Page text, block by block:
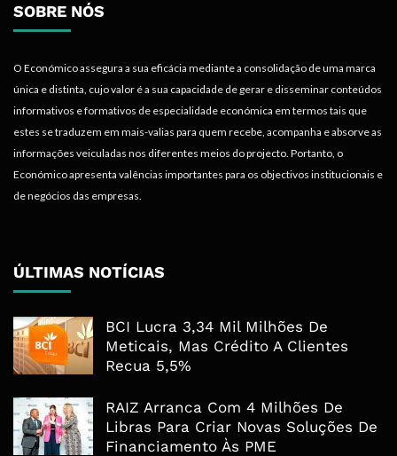
SOBRE NÓS
O Económico assegura a sua eficácia mediante a consolidação de uma marca
única e distinta, cujo valor é a sua capacidade de gerar e disseminar conteúdos
informativos e formativos de especialidade económica em termos tais que
estes se traduzem em mais-valias para quem recebe, acompanha e absorve as
informações veiculadas nos diferentes meios do projecto. Portanto, o
Económico apresenta valências importantes para os objectivos institucionais e
de negócios das empresas.
ÚLTIMAS NOTÍCIAS
BCI Lucra 3,34 Mil Milhões De
Meticais, Mas Crédito A Clientes
Recua 5,5%
RAIZ Arranca Com 4 Milhões De
Libras Para Criar Novas Soluções De
Financiamento Às PME